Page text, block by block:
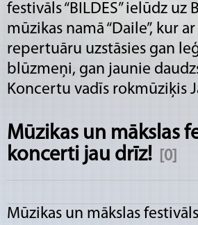
festivāls “BILDES” ielūdz uz
mūzikas namā “Daile”, kur
repertuāru uzstāsies gan
blūzmeņi, gan jaunie
Koncertu vadīs rokmūziķis
Mūzikas un mākslas
koncerti jau drīz!
[0]
Mūzikas un mākslas festivāls